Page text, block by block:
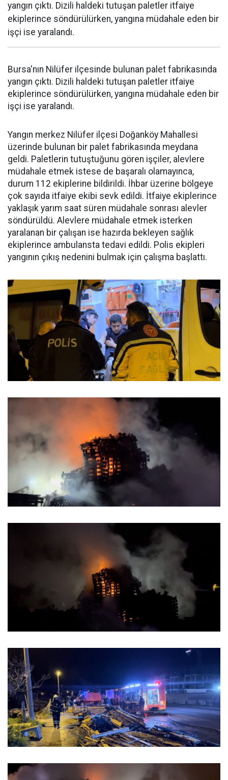
yangın çıktı. Dizili haldeki tutuşan paletler itfaiye
ekiplerince söndürülürken, yangına müdahale eden bir
işçi ise yaralandı.
Bursa'nın Nilüfer ilçesinde bulunan palet fabrikasında
yangın çıktı. Dizili haldeki tutuşan paletler itfaiye
ekiplerince söndürülürken, yangına müdahale eden bir
işçi ise yaralandı.
Yangın merkez Nilüfer ilçesi Doğanköy Mahallesi
üzerinde bulunan bir palet fabrikasında meydana
geldi. Paletlerin tutuştuğunu gören işçiler, alevlere
müdahale etmek istese de başaralı olamayınca,
durum 112 ekiplerine bildirildi. İhbar üzerine bölgeye
çok sayıda itfaiye ekibi sevk edildi. İtfaiye ekiplerince
yaklaşık yarım saat süren müdahale sonrası alevler
söndürüldü. Alevlere müdahale etmek isterken
yaralanan bir çalışan ise hazırda bekleyen sağlık
ekiplerince ambulansta tedavi edildi. Polis ekipleri
yangının çıkış nedenini bulmak için çalışma başlattı.